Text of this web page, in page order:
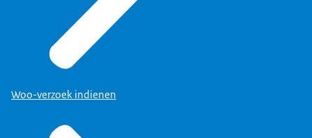
Woo-verzoek indienen